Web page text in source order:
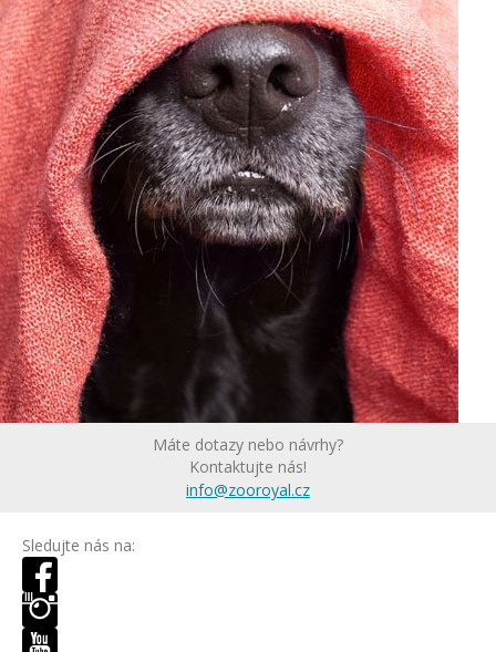
Máte dotazy nebo návrhy?
Kontaktujte nás!
info@zooroyal.cz
Sledujte nás na: